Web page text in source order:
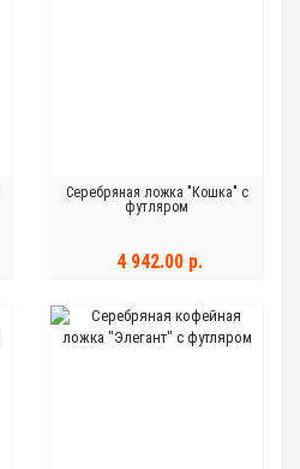
Серебряная ложка "Кошка" с
футляром
4 942.00 р.